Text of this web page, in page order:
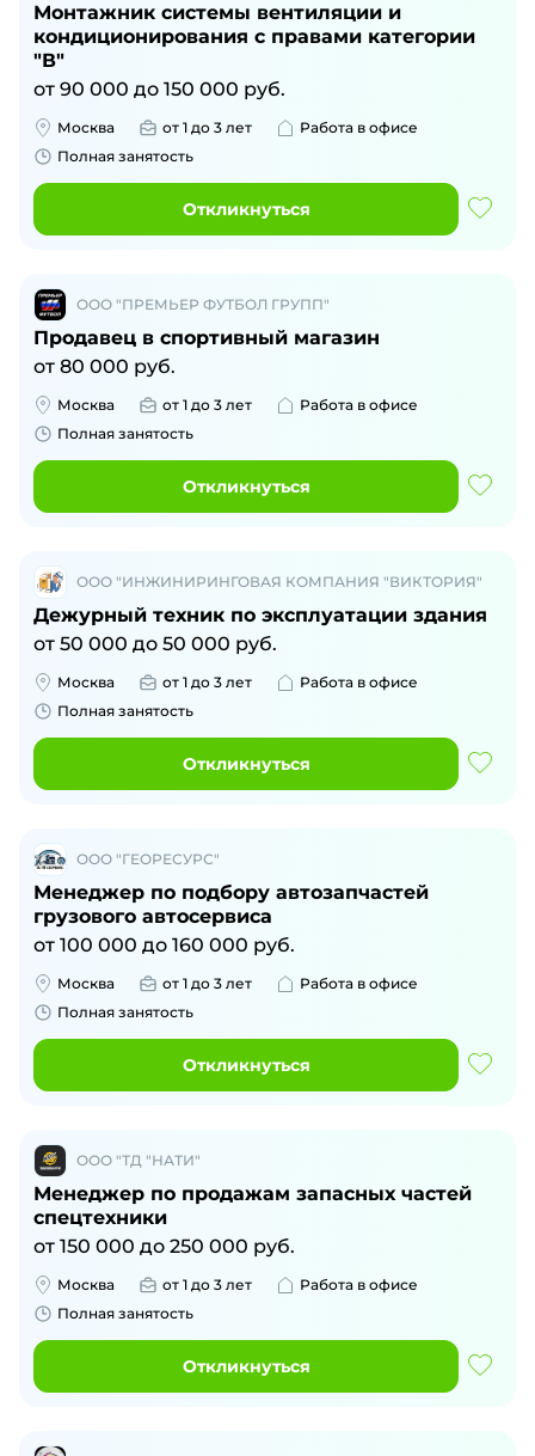
Монтажник системы вентиляции и
кондиционирования с правами категории
"В"
от 90 000 до 150 000 руб.
Москва от 1 до 3 лет
Работа в офисе
Полная занятость
Откликнуться
ООО "ПРЕМЬЕР ФУТБОЛ ГРУПП"
Продавец в спортивный магазин
от 80 000 руб.
Москва от 1 до 3 лет
Работа в офисе
Полная занятость
Откликнуться
ООО "ИНЖИНИРИНГОВАЯ КОМПАНИЯ "ВИКТОРИЯ"
Дежурный техник по эксплуатации здания
от 50 000 до 50 000 руб.
Москва от 1 до 3 лет
Работа в офисе
Полная занятость
Откликнуться
ООО "ГЕОРЕСУРС"
Менеджер по подбору автозапчастей
грузового автосервиса
от 100 000 до 160 000 руб.
Москва от 1 до 3 лет
Работа в офисе
Полная занятость
Откликнуться
ООО "ТД "НАТИ"
Менеджер по продажам запасных частей
спецтехники
от 150 000 до 250 000 руб.
Москва от 1 до 3 лет
Работа в офисе
Полная занятость
Откликнуться